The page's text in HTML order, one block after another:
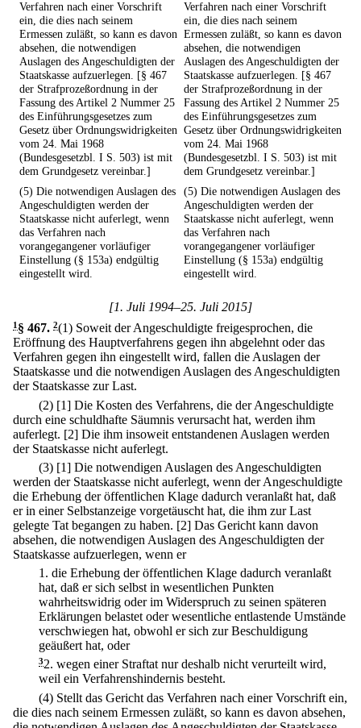
Verfahren nach einer Vorschrift
ein, die dies nach seinem
Ermessen zuläßt, so kann es davon
absehen, die notwendigen
Auslagen des Angeschuldigten der
Staatskasse aufzuerlegen. [§ 467
der Strafprozeßordnung in der
Fassung des Artikel 2 Nummer 25
des Einführungsgesetzes zum
Gesetz über Ordnungswidrigkeiten
vom 24. Mai 1968
(Bundesgesetzbl. I S. 503) ist mit
dem Grundgesetz vereinbar.]
Verfahren nach einer Vorschrift
ein, die dies nach seinem
Ermessen zuläßt, so kann es davon
absehen, die notwendigen
Auslagen des Angeschuldigten der
Staatskasse aufzuerlegen. [§ 467
der Strafprozeßordnung in der
Fassung des Artikel 2 Nummer 25
des Einführungsgesetzes zum
Gesetz über Ordnungswidrigkeiten
vom 24. Mai 1968
(Bundesgesetzbl. I S. 503) ist mit
dem Grundgesetz vereinbar.]
(5) Die notwendigen Auslagen des
Angeschuldigten werden der
Staatskasse nicht auferlegt, wenn
das Verfahren nach
vorangegangener vorläufiger
Einstellung (§ 153a) endgültig
eingestellt wird.
(5) Die notwendigen Auslagen des
Angeschuldigten werden der
Staatskasse nicht auferlegt, wenn
das Verfahren nach
vorangegangener vorläufiger
Einstellung (§ 153a) endgültig
eingestellt wird.
[1. Juli 1994–25. Juli 2015]
1§ 467. 2(1) Soweit der Angeschuldigte freigesprochen, die
Eröffnung des Hauptverfahrens gegen ihn abgelehnt oder das
Verfahren gegen ihn eingestellt wird, fallen die Auslagen der
Staatskasse und die notwendigen Auslagen des Angeschuldigten
der Staatskasse zur Last.
(2) [1] Die Kosten des Verfahrens, die der Angeschuldigte
durch eine schuldhafte Säumnis verursacht hat, werden ihm
auferlegt. [2] Die ihm insoweit entstandenen Auslagen werden
der Staatskasse nicht auferlegt.
(3) [1] Die notwendigen Auslagen des Angeschuldigten
werden der Staatskasse nicht auferlegt, wenn der Angeschuldigte
die Erhebung der öffentlichen Klage dadurch veranlaßt hat, daß
er in einer Selbstanzeige vorgetäuscht hat, die ihm zur Last
gelegte Tat begangen zu haben. [2] Das Gericht kann davon
absehen, die notwendigen Auslagen des Angeschuldigten der
Staatskasse aufzuerlegen, wenn er
1. die Erhebung der öffentlichen Klage dadurch veranlaßt
hat, daß er sich selbst in wesentlichen Punkten
wahrheitswidrig oder im Widerspruch zu seinen späteren
Erklärungen belastet oder wesentliche entlastende Umstände
verschwiegen hat, obwohl er sich zur Beschuldigung
geäußert hat, oder
32. wegen einer Straftat nur deshalb nicht verurteilt wird,
weil ein Verfahrenshindernis besteht.
(4) Stellt das Gericht das Verfahren nach einer Vorschrift ein,
die dies nach seinem Ermessen zuläßt, so kann es davon absehen,